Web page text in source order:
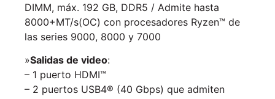
DIMM, máx. 192 GB, DDR5 / Admite hasta
8000+MT/s(OC) con procesadores Ryzen™ de
las series 9000, 8000 y 7000
»Salidas de video:
– 1 puerto HDMI™
– 2 puertos USB4® (40 Gbps) que admiten